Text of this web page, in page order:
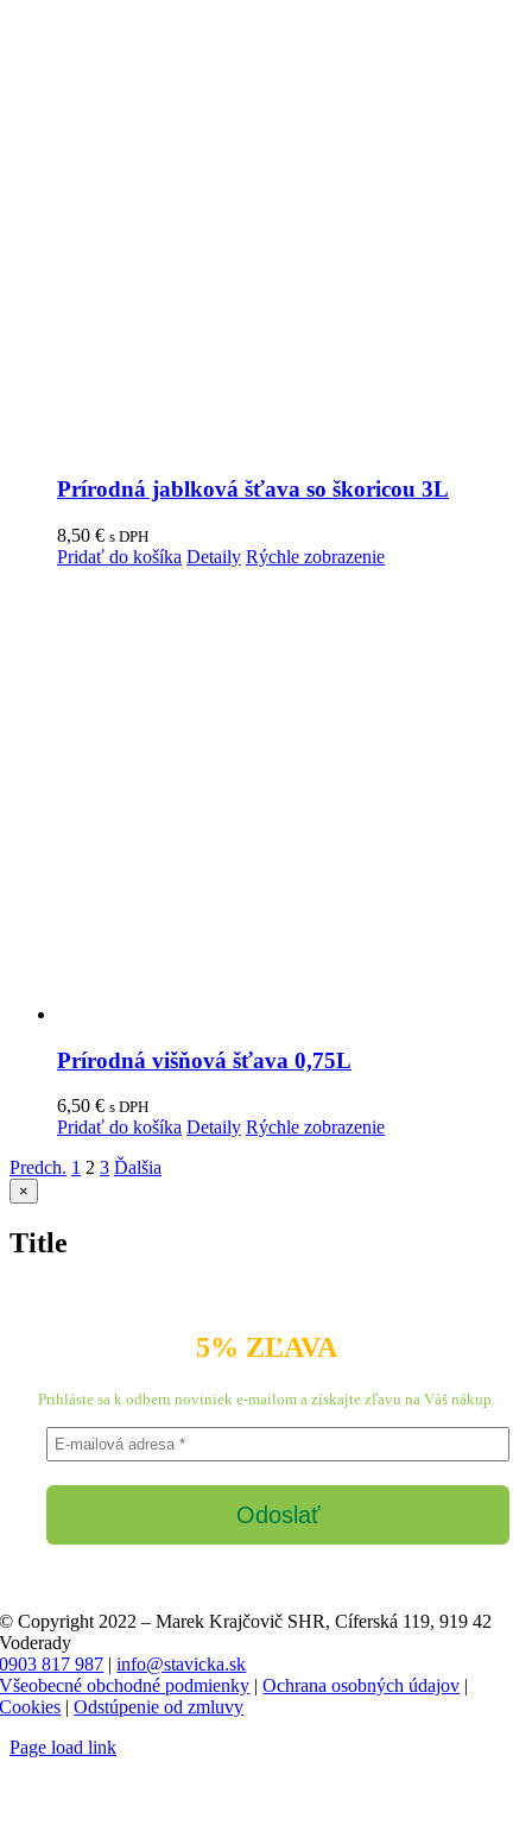
Prírodná jablková šťava so škoricou 3L
8,50 € s DPH
Pridať do košíka Detaily Rýchle zobrazenie
Prírodná višňová šťava 0,75L
6,50 € s DPH
Pridať do košíka Detaily Rýchle zobrazenie
Predch. 1 2 3 Ďalšia
Zatvoriť
rýchle
produktu
×
Title
5% ZĽAVA
Prihláste sa k odberu noviniek e-mailom a získajte zľavu na Váš nákup.
© Copyright 2022 – Marek Krajčovič SHR, Cíferská 119, 919 42
Voderady
0903 817 987 |info@stavicka.sk
Všeobecné obchodné podmienky |Ochrana osobných údajov |
Cookies |Odstúpenie od zmluvy
Page load link